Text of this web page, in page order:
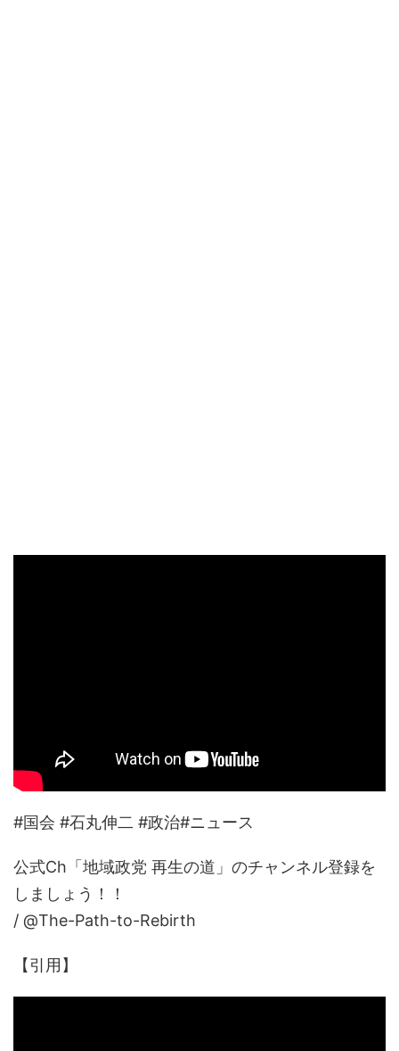
#国会 #石丸伸二 #政治#ニュース
公式Ch「地域政党 再生の道」のチャンネル登録を
しましょう！！
/ @The-Path-to-Rebirth
【引用】